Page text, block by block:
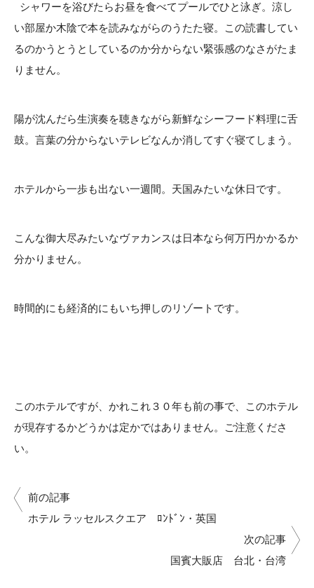
シャワーを浴びたらお昼を食べてプールでひと泳ぎ。涼し
い部屋か木陰で本を読みながらのうたた寝。この読書してい
るのかうとうとしているのか分からない緊張感のなさがたま
りません。
陽が沈んだら生演奏を聴きながら新鮮なシーフード料理に舌
鼓。言葉の分からないテレビなんか消してすぐ寝てしまう。
ホテルから一歩も出ない一週間。天国みたいな休日です。
こんな御大尽みたいなヴァカンスは日本なら何万円かかるか
分かりません。
時間的にも経済的にもいち押しのリゾートです。
このホテルですが、かれこれ３０年も前の事で、このホテル
が現存するかどうかは定かではありません。ご注意くださ
い。
前の記事
ホテル ラッセルスクエア ﾛﾝﾄﾞﾝ・英国
次の記事
国賓大販店 台北・台湾